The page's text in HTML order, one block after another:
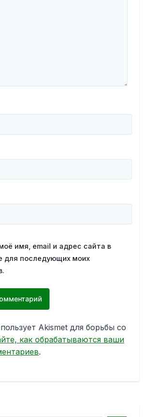
имя, email и адрес сайта в
для последующих моих
Akismet для борьбы со
как обрабатываются ваши
.